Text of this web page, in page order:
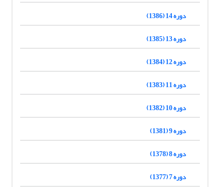
دوره 14 (1386)
دوره 13 (1385)
دوره 12 (1384)
دوره 11 (1383)
دوره 10 (1382)
دوره 9 (1381)
دوره 8 (1378)
دوره 7 (1377)